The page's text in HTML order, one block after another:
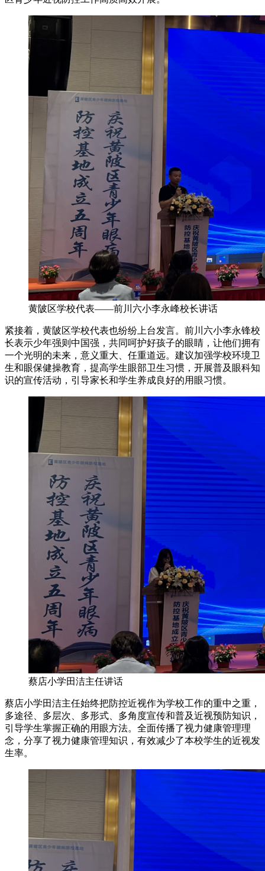
黄陂区学校代表——前川六小李永峰校长讲话
紧接着，黄陂区学校代表也纷纷上台发言。前川六小李永锋校
长表示少年强则中国强，共同呵护好孩子的眼睛，让他们拥有
一个光明的未来，意义重大、任重道远。建议加强学校环境卫
生和眼保健操教育，提高学生眼部卫生习惯，开展普及眼科知
识的宣传活动，引导家长和学生养成良好的用眼习惯。
蔡店小学田洁主任讲话
蔡店小学田洁主任始终把防控近视作为学校工作的重中之重，
多途径、多层次、多形式、多角度宣传和普及近视预防知识，
引导学生掌握正确的用眼方法。全面传播了视力健康管理理
念，分享了视力健康管理知识，有效减少了本校学生的近视发
生率。